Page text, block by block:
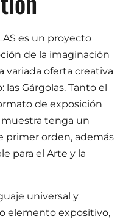
es un proyecto
de la imaginación
variada oferta creativa
Gárgolas. Tanto el
de exposición
muestra tenga un
primer orden, además
para el Arte y la
universal y
elemento expositivo,